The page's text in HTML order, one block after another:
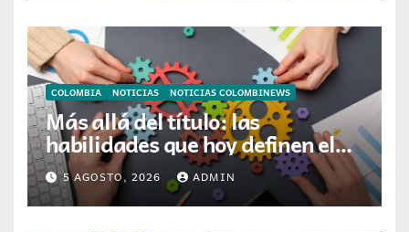
COLOMBIA NOTICIAS NOTICIAS COLOMBINEWS
Más allá del título: las
habilidades que hoy definen el
éxito profesional en Colombia
5 AGOSTO, 2026 ADMIN